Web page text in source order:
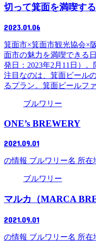
切って箕面を満喫す
2023.01.06
箕面市×箕面市観光協会×
面市の魅力を満喫できる
発日：2023年2月11日）
注目なのは、箕面ビール
るプラン。箕面ビールフ
ブルワリー
ONE’s BREWERY
2021.09.01
の情報 ブルワリー名 所在
ブルワリー
マルカ（MARCA
2021.09.01
の情報 ブルワリー名 所在